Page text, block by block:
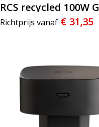
RCS recycled 100W
lader
Richtprijs vanaf € 31,35